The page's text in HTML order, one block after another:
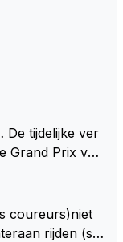
Grand Prix van
werd het st
Yamamot
coureurs)niet
rijden (so